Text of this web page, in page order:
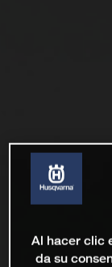
Al hacer clic
da su